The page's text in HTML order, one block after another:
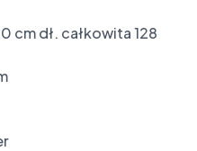
cm dł. całkowita 128